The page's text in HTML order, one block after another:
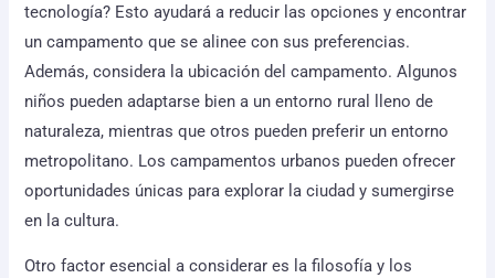
tecnología? Esto ayudará a reducir las opciones y encontrar
un campamento que se alinee con sus preferencias.
Además, considera la ubicación del campamento. Algunos
niños pueden adaptarse bien a un entorno rural lleno de
naturaleza, mientras que otros pueden preferir un entorno
metropolitano. Los campamentos urbanos pueden ofrecer
oportunidades únicas para explorar la ciudad y sumergirse
en la cultura.
Otro factor esencial a considerar es la filosofía y los